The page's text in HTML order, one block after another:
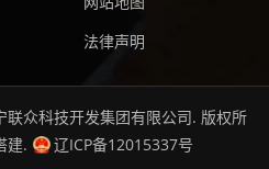
法律声明
联众科技开发集团有限公司. 版权所
建.
辽ICP备12015337号